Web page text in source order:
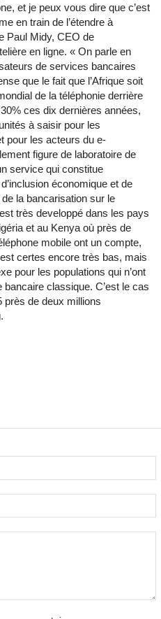
et je peux vous dire que c’est
en train de l’étendre à
Paul Midy, CEO de
en ligne. « On parle en
de services bancaires
que le fait que l’Afrique soit
de la téléphonie derrière
ces dix dernières années,
à saisir pour les
pour les acteurs du e-
figure de laboratoire de
service qui constitue
économique et de
la bancarisation sur le
très developpé dans les pays
et au Kenya où près de
mobile ont un compte,
certes encore très bas, mais
pour les populations qui n’ont
classique. C’est le cas
près de deux millions